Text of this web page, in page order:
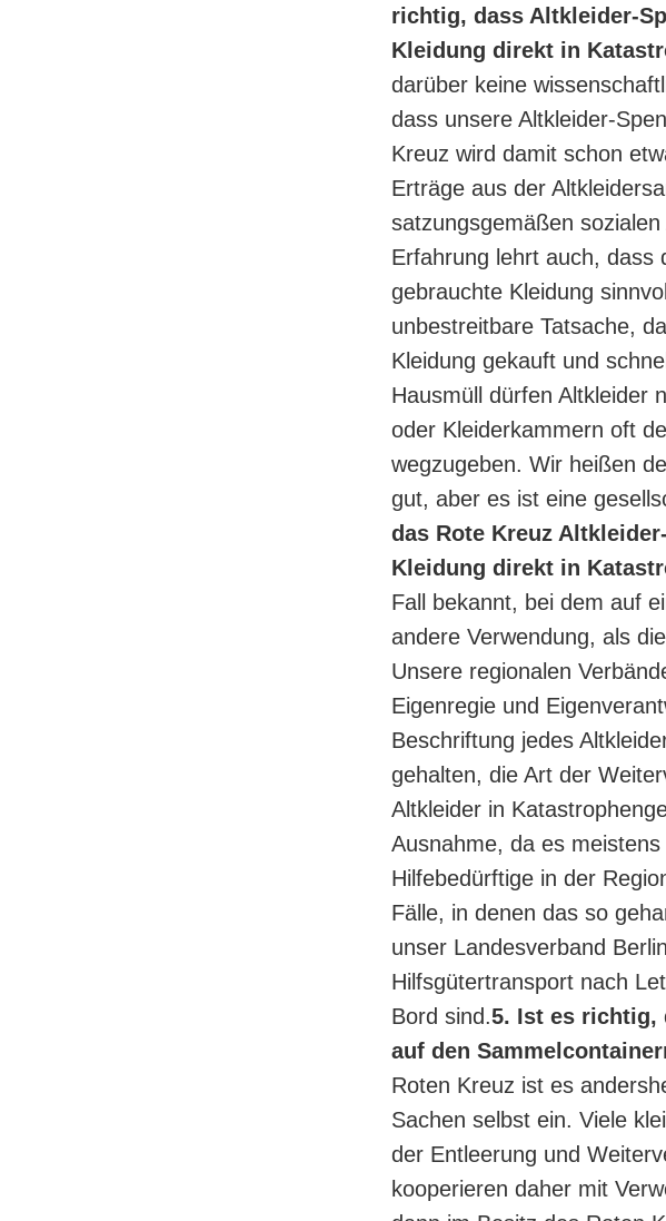
richtig, dass Altkleider-
Kleidung direkt in
darüber keine
dass unsere Altkleider-
Kreuz wird damit schon
Erträge aus der
satzungsgemäßen
Erfahrung lehrt auch, dass
gebrauchte Kleidung
unbestreitbare Tatsache,
Kleidung gekauft und
Hausmüll dürfen Altkleider
oder Kleiderkammern oft
wegzugeben. Wir heißen
gut, aber es ist eine
das Rote Kreuz
Kleidung direkt in
Fall bekannt, bei dem auf
andere Verwendung, als
Unsere regionalen
Eigenregie und
Beschriftung jedes
gehalten, die Art der
Altkleider in
Ausnahme, da es
Hilfebedürftige in der
Fälle, in denen das so
unser Landesverband
Hilfsgütertransport nach
Bord sind.5. Ist es richtig,
auf den
Roten Kreuz ist es
Sachen selbst ein. Viele
der Entleerung und
kooperieren daher mit